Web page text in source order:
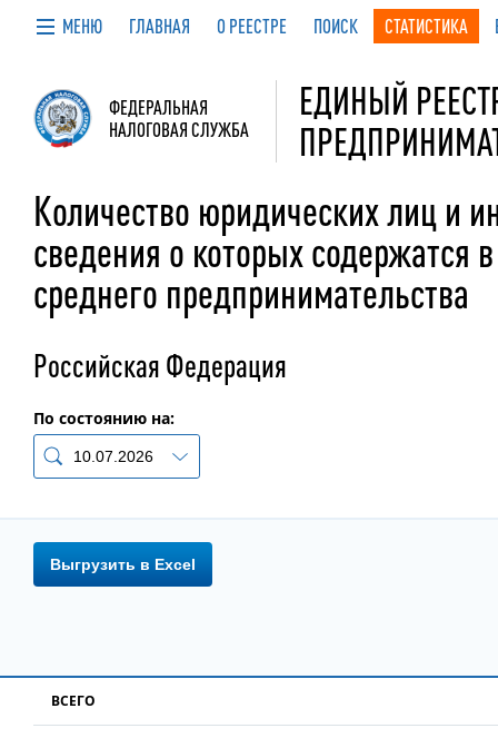
МЕНЮ ГЛАВНАЯ О РЕЕСТРЕ ПОИСК СТАТИСТИКА
ФЕДЕРАЛЬНАЯ
НАЛОГОВАЯ СЛУЖБА
ЕДИНЫЙ
Количество юридических лиц и
сведения о которых содержатся
среднего предпринимательства
Российская Федерация
По состоянию на:
Выгрузить в Excel
ВСЕГО